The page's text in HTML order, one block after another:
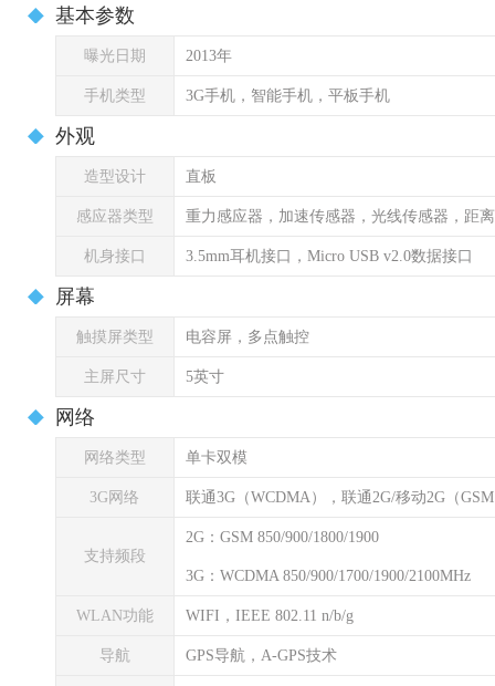
基本参数
曝光日期 2013年
手机类型 3G手机，智能手机，平板手机
外观
造型设计 直板
感应器类型 重力感应器，加速传感器，光线传感器，距
机身接口 3.5mm耳机接口，Micro USB v2.0数据接口
屏幕
触摸屏类型 电容屏，多点触控
主屏尺寸 5英寸
网络
网络类型 单卡双模
3G网络 联通3G（WCDMA），联通2G/移动2G（
支持频段
2G：GSM 850/900/1800/1900
3G：WCDMA 850/900/1700/1900/2100MHz
WLAN功能 WIFI，IEEE 802.11 n/b/g
导航 GPS导航，A-GPS技术